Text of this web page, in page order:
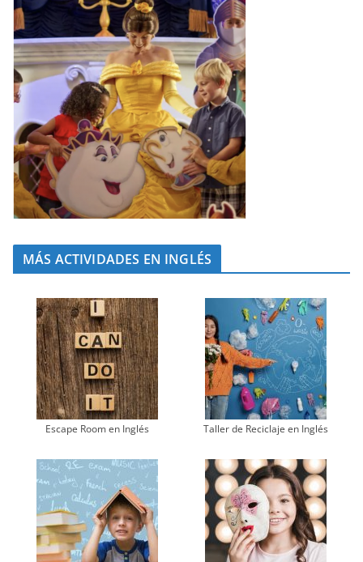
MÁS ACTIVIDADES EN INGLÉS
Escape Room en Inglés Taller de Reciclaje en Inglés